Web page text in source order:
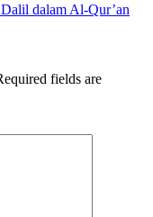
dalam Al-Qur’an
fields are